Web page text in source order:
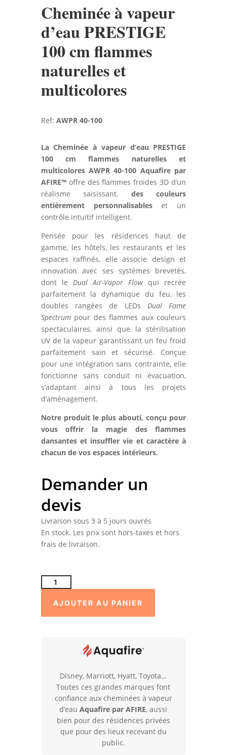
Cheminée à vapeur
d’eau PRESTIGE
100 cm flammes
naturelles et
multicolores
Ref: AWPR 40-100
La Cheminée à vapeur d’eau PRESTIGE
100 cm flammes naturelles et
multicolores AWPR 40-100 Aquafire par
AFIRE™offre des flammes froides 3D d’un
réalisme saisissant, des couleurs
entièrement personnalisableset un
contrôle intuitif intelligent.
Pensée pour les résidences haut de
gamme, les hôtels, les restaurants et les
espaces raffinés, elle associe design et
innovation avec ses systèmes brevetés,
dont le Dual Air-Vapor Flowqui recrée
parfaitement la dynamique du feu, les
doubles rangées de LEDsDual Fame
Spectrumpour des flammes aux couleurs
spectaculaires, ainsi que la stérilisation
UV de la vapeur garantissant un feu froid
parfaitement sain et sécurisé. Conçue
pour une intégration sans contrainte, elle
fonctionne sans conduit ni évacuation,
s’adaptant ainsi à tous les projets
d’aménagement.
Notre produit le plus abouti, conçu pour
vous offrir la magie des flammes
dansantes et insuffler vie et caractère à
chacun de vos espaces intérieurs.
Demander un
devis
Livraison sous 3 à 5 jours ouvrés
En stock. Les prix sont hors-taxes et hors
frais de livraison.
quantité
de
Cheminée
à
flammes
naturelles
multicolores
AJOUTER AU PANIER
Disney, Marriott, Hyatt, Toyota…
Toutes ces grandes marques font
confiance aux cheminées à vapeur
d’eauAquafire par AFIRE, aussi
bien pour des résidences privées
que pour des lieux recevant du
public.